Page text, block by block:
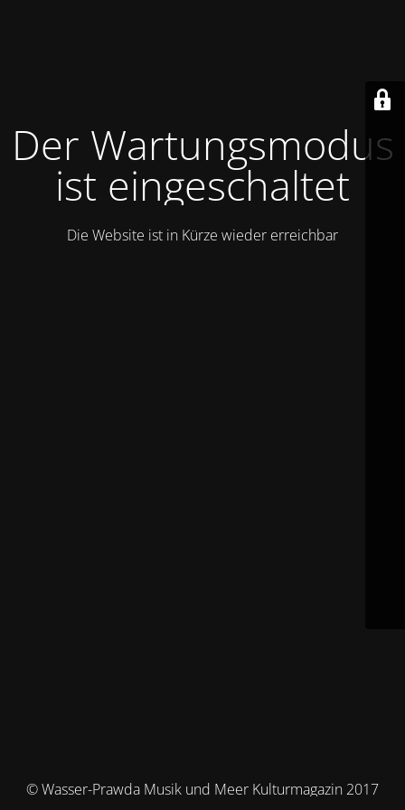
Der Wartungsmodus
ist eingeschaltet
Die Website ist in Kürze wieder erreichbar
© Wasser-Prawda Musik und Meer Kulturmagazin 2017